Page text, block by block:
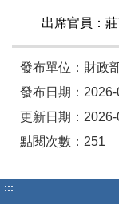
出席官員：
發布單位：財政
發布日期：
更新日期：
點閱次數：251
:::